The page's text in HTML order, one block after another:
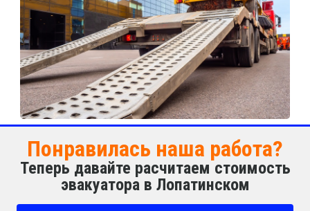
Понравилась наша работа?
Теперь давайте расчитаем стоимость
эвакуатора в Лопатинском